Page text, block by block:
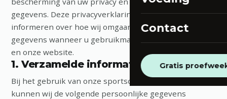
Contact
Gratis
gegevens. Deze privacyverklaring is bedoeld om u te
informeren over hoe wij omgaan met uw persoonlijke
gegevens wanneer u gebruikmaakt van onze diensten
en onze website.
1. Verzamelde informatie
Bij het gebruik van onze sportschool en website
kunnen wij de volgende persoonlijke gegevens